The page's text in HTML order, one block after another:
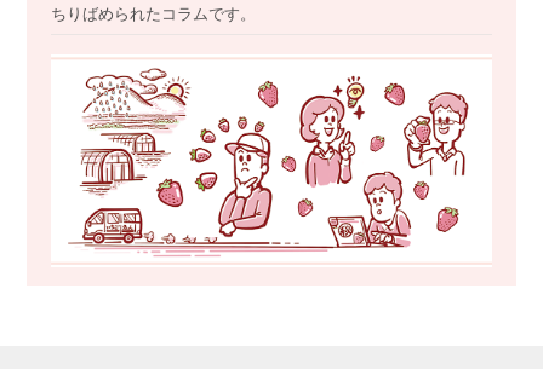
ちりばめられたコラムです。